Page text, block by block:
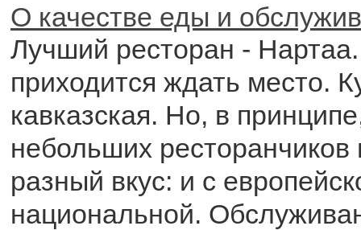
О качестве еды и
Лучший ресторан -
приходится ждать место.
кавказская. Но, в
небольших
разный вкус: и с
национальной.